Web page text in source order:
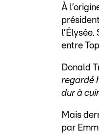
À
entre
Donald
regardé
dur à
Mais
par